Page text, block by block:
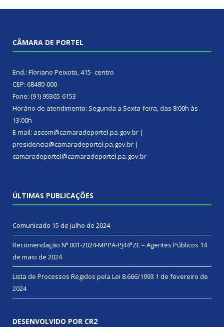
CÂMARA DE PORTEL
End.: Floriano Peixoto, 415- centro
CEP: 68480-000
Fone: (91) 99365-6153
Horário de atendimento: Segunda a Sexta-feira, das 8:00h às
13:00h
E-mail: ascom@camaradeportel.pa.gov.br |
presidencia@camaradeportel.pa.gov.br |
camaradeportel@camaradeportel.pa.gov.br
ÚLTIMAS PUBLICAÇÕES
Comunicado 15 de julho de 2024
Recomendação Nº 001-2024-MPPA-PJ44ªZE – Agentes Públicos 14
de maio de 2024
Lista de Processos Regidos pela Lei 8.666/1993 1 de fevereiro de
2024
DESENVOLVIDO POR CR2